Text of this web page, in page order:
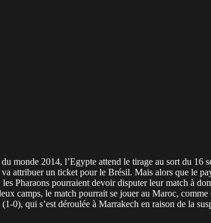
monde 2014, l’Egypte attend le tirage au sort du 16
attribuer un ticket pour le Brésil. Mais alors que le
Pharaons pourraient devoir disputer leur match à
camps, le match pourrait se jouer au Maroc, comme
0), qui s’est déroulée à Marrakech en raison de la